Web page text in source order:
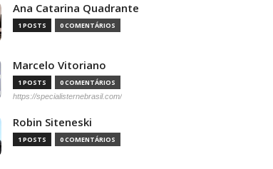
Ana Catarina Quadrante
1 POSTS 0 COMENTÁRIOS
Marcelo Vitoriano
1 POSTS 0 COMENTÁRIOS
https://specialisternebrasil.com/
Robin Siteneski
1 POSTS 0 COMENTÁRIOS